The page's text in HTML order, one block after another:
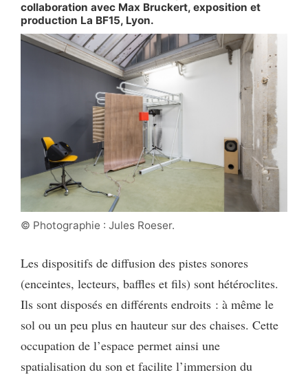
collaboration avec Max Bruckert, exposition et
production La BF15, Lyon.
© Photographie : Jules Roeser.
Les dispositifs de diffusion des pistes sonores
(enceintes, lecteurs, baffles et fils) sont hétéroclites.
Ils sont disposés en différents endroits : à même le
sol ou un peu plus en hauteur sur des chaises. Cette
occupation de l’espace permet ainsi une
spatialisation du son et facilite l’immersion du